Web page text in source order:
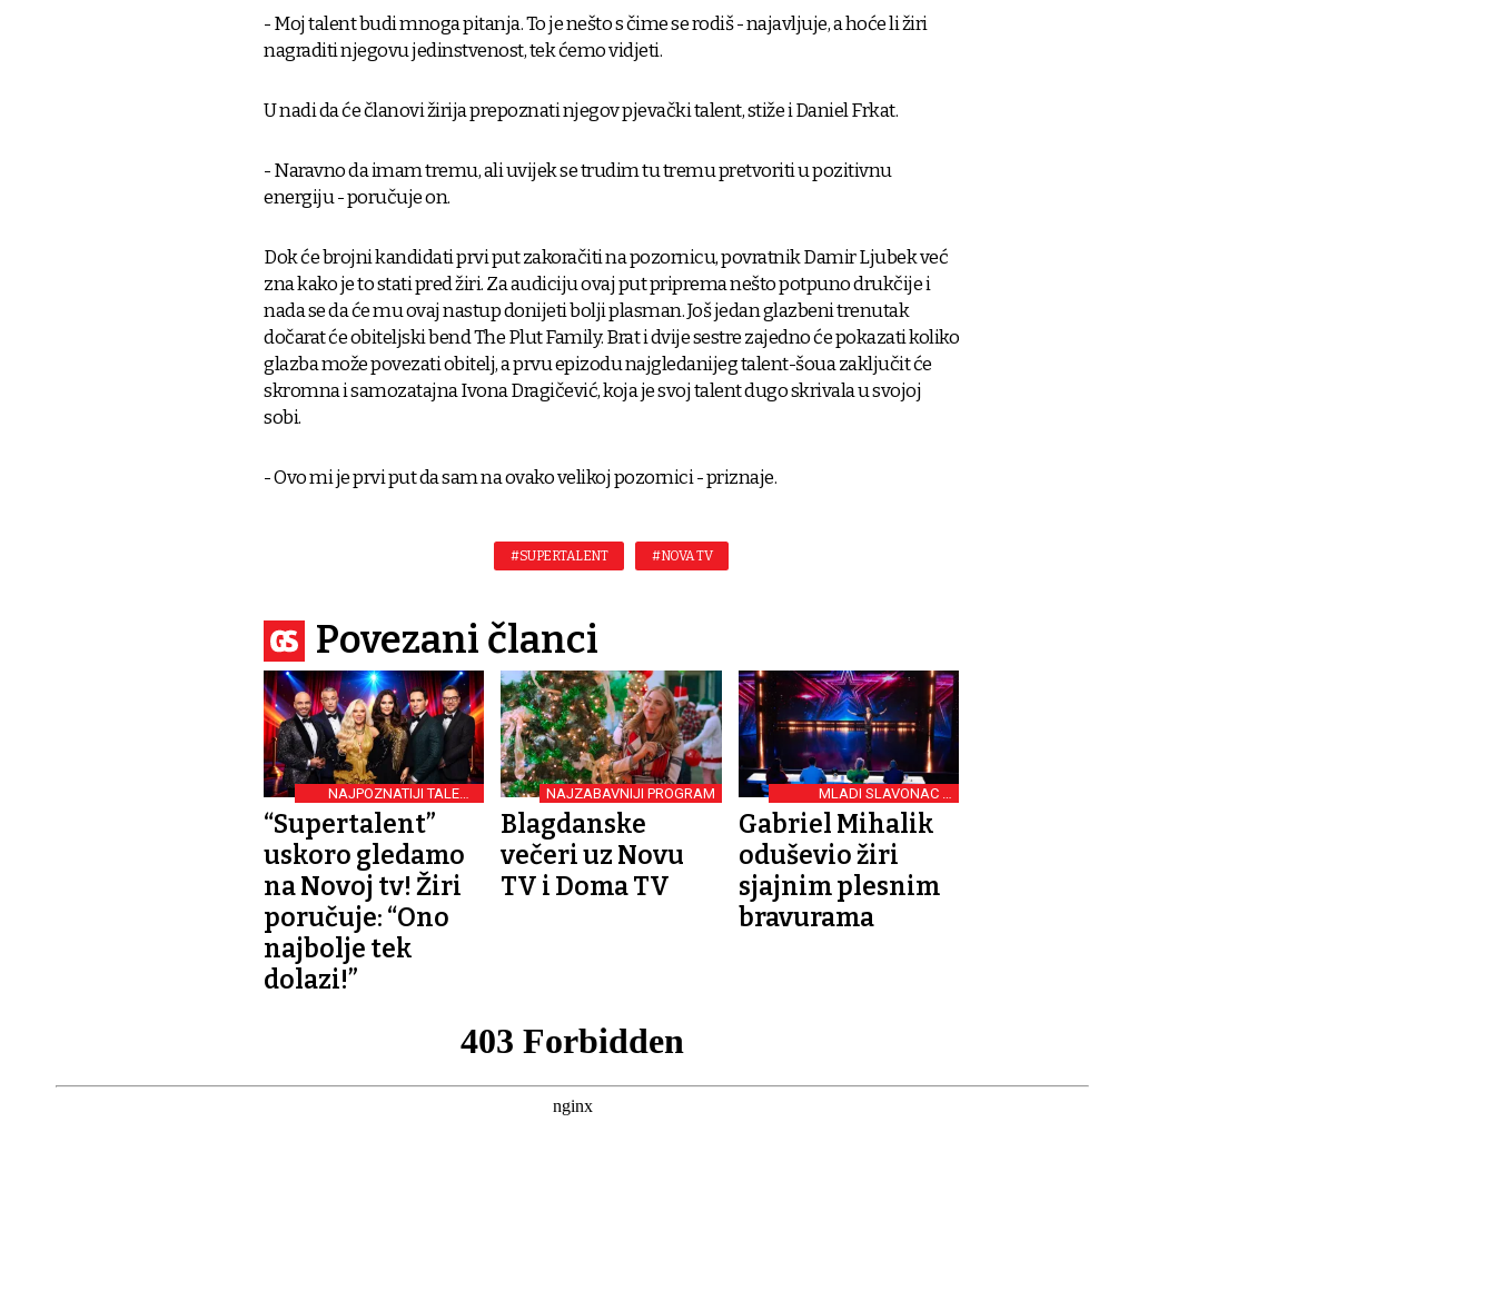
- Moj talent budi mnoga pitanja. To je nešto s čime se rodiš - najavljuje, a hoće li žiri
nagraditi njegovu jedinstvenost, tek ćemo vidjeti.
U nadi da će članovi žirija prepoznati njegov pjevački talent, stiže i Daniel Frkat.
- Naravno da imam tremu, ali uvijek se trudim tu tremu pretvoriti u pozitivnu
energiju - poručuje on.
Dok će brojni kandidati prvi put zakoračiti na pozornicu, povratnik Damir Ljubek već
zna kako je to stati pred žiri. Za audiciju ovaj put priprema nešto potpuno drukčije i
nada se da će mu ovaj nastup donijeti bolji plasman. Još jedan glazbeni trenutak
dočarat će obiteljski bend The Plut Family. Brat i dvije sestre zajedno će pokazati koliko
glazba može povezati obitelj, a prvu epizodu najgledanijeg talent-šoua zaključit će
skromna i samozatajna Ivona Dragičević, koja je svoj talent dugo skrivala u svojoj
sobi.
- Ovo mi je prvi put da sam na ovako velikoj pozornici - priznaje.
#SUPERTALENT #NOVA TV
Povezani članci
NAJPOZNATIJI TALENT
SHOW
“Supertalent”
uskoro gledamo
na Novoj tv! Žiri
poručuje: “Ono
najbolje tek
dolazi!”
NAJZABAVNIJI PROGRAM
Blagdanske
večeri uz Novu
TV i Doma TV
MLADI SLAVONAC U
SUPERTALENTU NOVE TV
Gabriel Mihalik
oduševio žiri
sjajnim plesnim
bravurama